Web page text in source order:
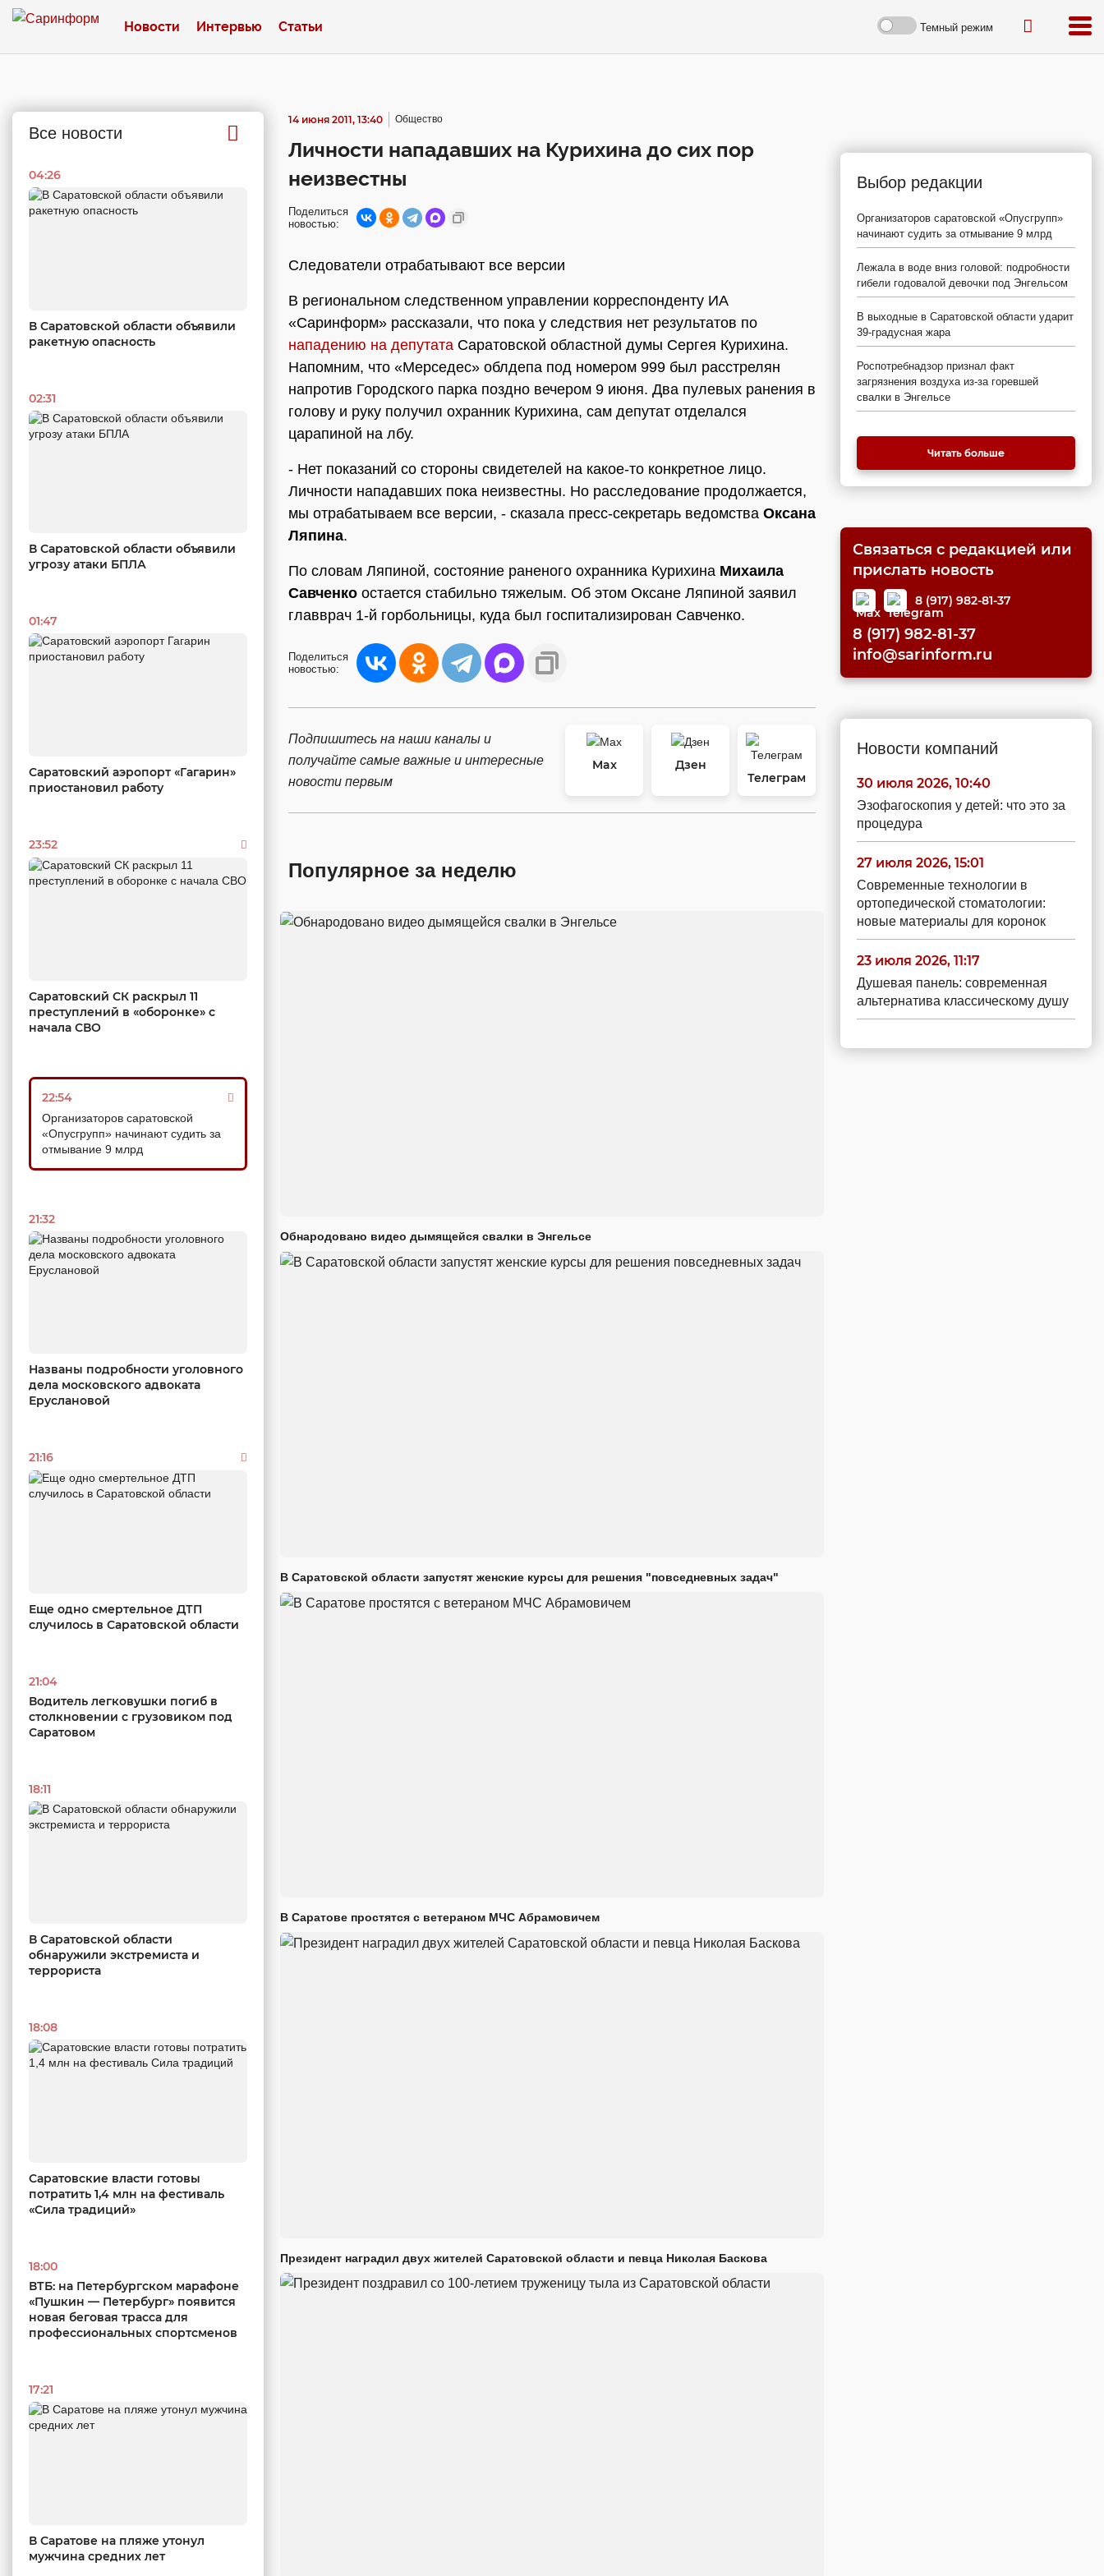
Новости Интервью Статьи Темный режим
Все новости
04:26
В Саратовской области объявили
ракетную опасность
02:31
В Саратовской области объявили
угрозу атаки БПЛА
01:47
Саратовский аэропорт «Гагарин»
приостановил работу
23:52
Саратовский СК раскрыл 11
преступлений в «оборонке» с
начала СВО
22:54
Организаторов саратовской
«Опусгрупп» начинают судить за
отмывание 9 млрд
21:32
Названы подробности уголовного
дела московского адвоката
Еруслановой
21:16
Еще одно смертельное ДТП
случилось в Саратовской области
21:04
Водитель легковушки погиб в
столкновении с грузовиком под
Саратовом
18:11
В Саратовской области
обнаружили экстремиста и
террориста
18:08
Саратовские власти готовы
потратить 1,4 млн на фестиваль
«Сила традиций»
18:00
ВТБ: на Петербургском марафоне
«Пушкин — Петербург» появится
новая беговая трасса для
профессиональных спортсменов
17:21
В Саратове на пляже утонул
мужчина средних лет
14 июня 2011, 13:40 Общество
Личности нападавших на Курихина до сих пор
неизвестны
Поделиться
новостью:
Следователи отрабатывают все версии
В региональном следственном управлении корреспонденту ИА
«Саринформ» рассказали, что пока у следствия нет результатов по
нападению на депутата Саратовской областной думы Сергея Курихина.
Напомним, что «Мерседес» облдепа под номером 999 был расстрелян
напротив Городского парка поздно вечером 9 июня. Два пулевых ранения в
голову и руку получил охранник Курихина, сам депутат отделался
царапиной на лбу.
- Нет показаний со стороны свидетелей на какое-то конкретное лицо.
Личности нападавших пока неизвестны. Но расследование продолжается,
мы отрабатываем все версии, - сказала пресс-секретарь ведомства Оксана
Ляпина.
По словам Ляпиной, состояние раненого охранника Курихина Михаила
Савченко остается стабильно тяжелым. Об этом Оксане Ляпиной заявил
главврач 1-й горбольницы, куда был госпитализирован Савченко.
Поделиться
новостью:
Подпишитесь на наши каналы и
получайте самые важные и интересные
новости первым
Max
Дзен
Телеграм
Популярное за неделю
Обнародовано видео дымящейся свалки в Энгельсе
В Саратовской области запустят женские курсы для решения "повседневных задач"
В Саратове простятся с ветераном МЧС Абрамовичем
Президент наградил двух жителей Саратовской области и певца Николая Баскова
Выбор редакции
Организаторов саратовской «Опусгрупп»
начинают судить за отмывание 9 млрд
Лежала в воде вниз головой: подробности
гибели годовалой девочки под Энгельсом
В выходные в Саратовской области ударит
39-градусная жара
Роспотребнадзор признал факт
загрязнения воздуха из-за горевшей
свалки в Энгельсе
Читать больше
Связаться с редакцией или
прислать новость
8 (917) 982-81-37
8 (917) 982-81-37
info@sarinform.ru
Новости компаний
30 июля 2026, 10:40
Эзофагоскопия у детей: что это за
процедура
27 июля 2026, 15:01
Современные технологии в
ортопедической стоматологии:
новые материалы для коронок
23 июля 2026, 11:17
Душевая панель: современная
альтернатива классическому душу